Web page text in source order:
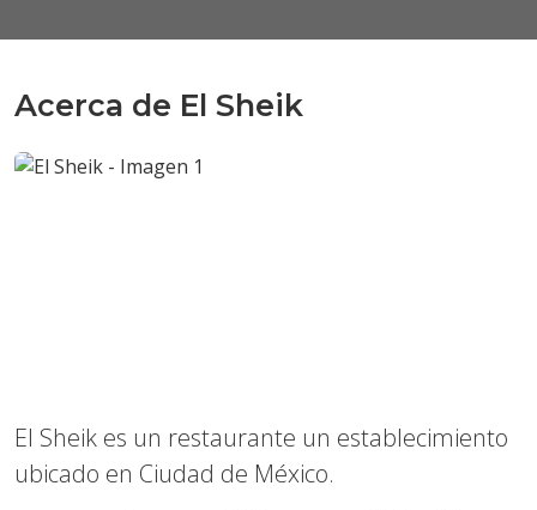
Acerca de El Sheik
El Sheik es un restaurante un establecimiento
ubicado en Ciudad de México.